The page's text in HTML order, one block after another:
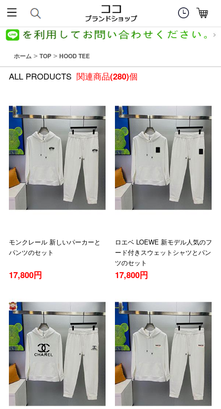
ホーム > TOP > HOOD TEE
ALL PRODUCTS 関連商品(280)個
モンクレール 新しいパーカーと
パンツのセット
17,800円
ロエベ LOEWE 新モデル人気のフ
ード付きスウェットシャツとパン
ツのセット
17,800円